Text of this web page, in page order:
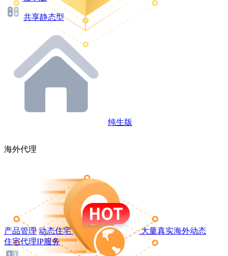
共享静态型
纯生版
海外代理
产品管理 动态住宅
大量真实海外动态
住宅代理IP服务